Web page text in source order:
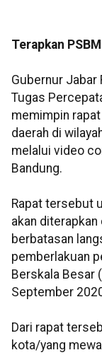
Terapkan PSBM
Gubernur Jabar
Tugas
memimpin
daerah di
melalui video
Bandung.
Rapat tersebut
akan
berbatasan
pemberlakuan
Berskala Besar
September
Dari rapat
kota/yang